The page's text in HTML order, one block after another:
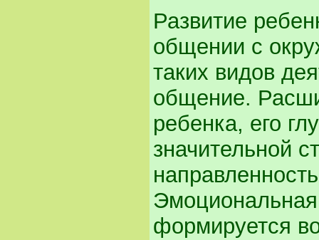
Развитие
общении с
таких видов
общение.
ребенка, его
значительной
формируется